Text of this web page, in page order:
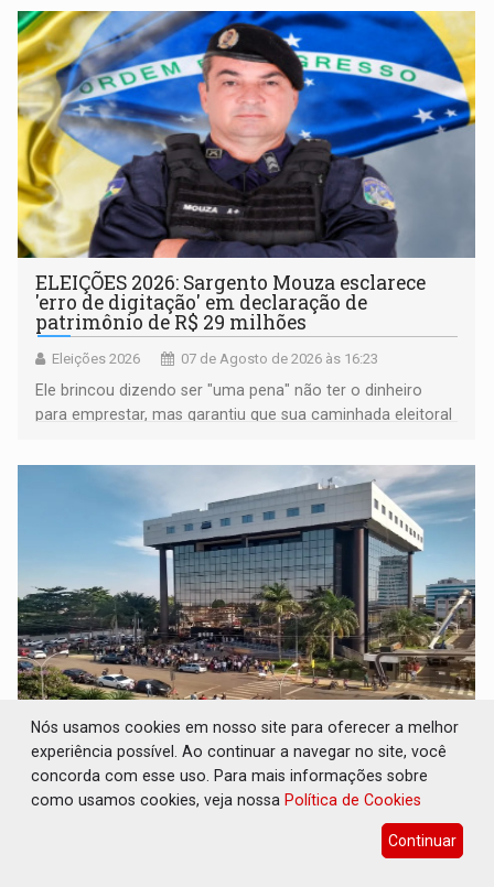
ELEIÇÕES 2026: Sargento Mouza esclarece
'erro de digitação' em declaração de
patrimônio de R$ 29 milhões
Eleições 2026 07 de Agosto de 2026 às 16:23
Ele brincou dizendo ser "uma pena" não ter o dinheiro
para emprestar, mas garantiu que sua caminhada eleitoral
JUDICIÁRIO: Sinjur parabeniza servidores
pelo adicional de incentivo com efeitos
retroativos
07 de Agosto de 2026 às 16:16
Sinjur reforça o compromisso de acompanhar de perto o
Nós usamos cookies em nosso site para oferecer a melhor
experiência possível. Ao continuar a navegar no site, você
concorda com esse uso. Para mais informações sobre
como usamos cookies, veja nossa Política de Cookies
Continuar